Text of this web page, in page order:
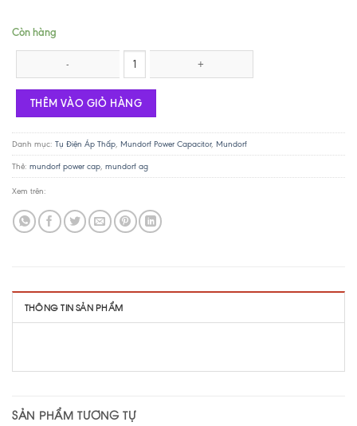
Còn hàng
Mundorf AG Power Cap 1000uf/ 100V số lượng
THÊM VÀO GIỎ HÀNG
Danh mục: Tụ Điện Áp Thấp Mundorf Power Capacitor, Mundorf
Thẻ: mundorf power cap mundorf ag
Xem trên:
THÔNG TIN SẢN PHẨM
SẢN PHẨM TƯƠNG TỰ